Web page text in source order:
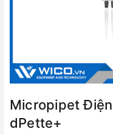
Micropipet
dPette+